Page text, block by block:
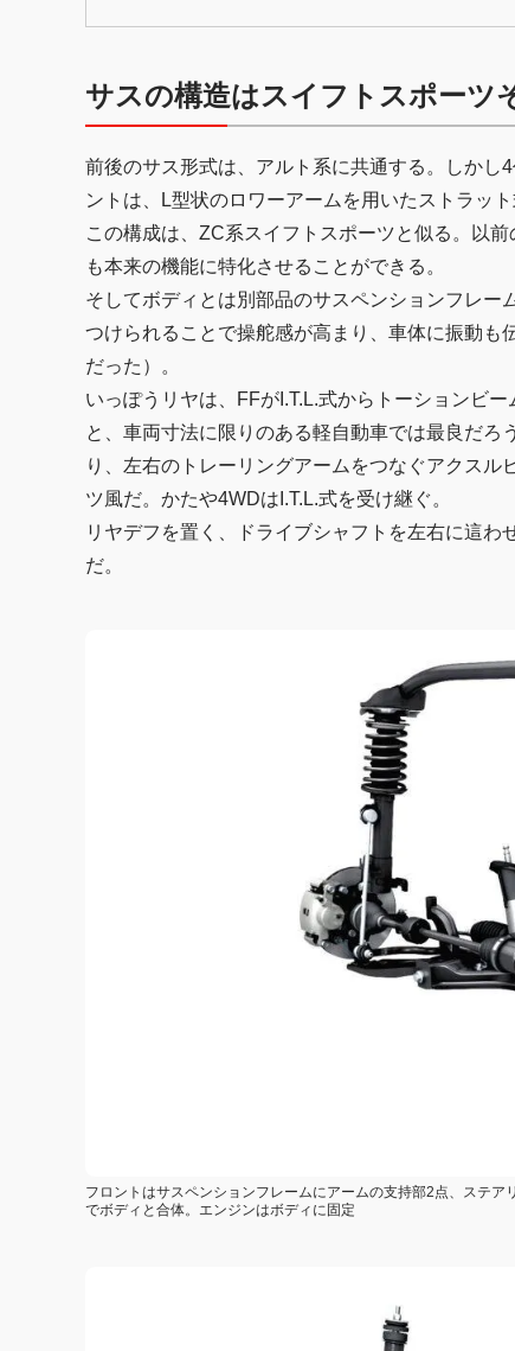
ークスを語
（Dr.
サスの構造はスイフトスポーツ
前後のサス形式は、アルト系に共通する。しかし
ントは、L型状のロワーアームを用いたストラット
この構成は、ZC系スイフトスポーツと似る。以
も本来の機能に特化させることができる。
そしてボディとは別部品のサスペンションフレー
つけられることで操舵感が高まり、車体に振動も
だった）。
いっぽうリヤは、FFがI.T.L.式からトーションビ
と、車両寸法に限りのある軽自動車では最良だ
り、左右のトレーリングアームをつなぐアクス
ツ風だ。かたや4WDはI.T.L.式を受け継ぐ。
リヤデフを置く、ドライブシャフトを左右に這
だ。
フロントはサスペンションフレームにアームの支持部2点、ステ
でボディと合体。エンジンはボディに固定